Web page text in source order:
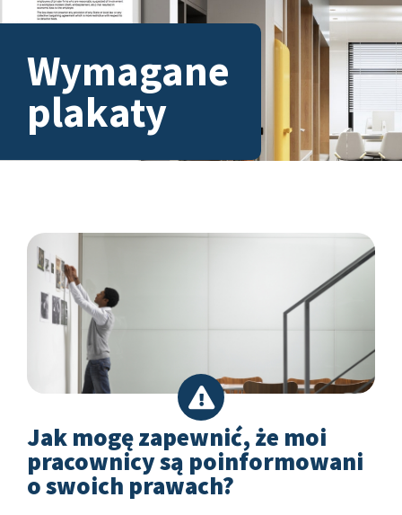
Wymagane
plakaty
Jak mogę zapewnić, że moi
pracownicy są poinformowani
o swoich prawach?